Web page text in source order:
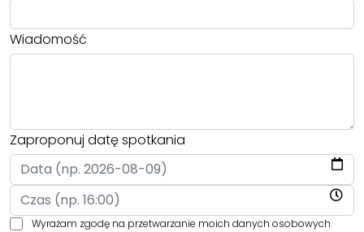
Wiadomość
Zaproponuj datę spotkania
Wyrażam zgodę na przetwarzanie moich danych osobowych